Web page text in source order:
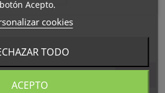
noticias y ofertas especiales
Acepto.
cookies
TODO
ACEPTO